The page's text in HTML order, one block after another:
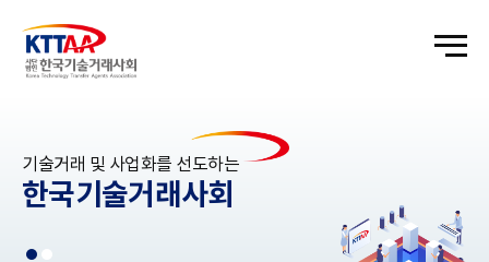
기술거래 및 사업화를 선도하는
한국기술거래사회